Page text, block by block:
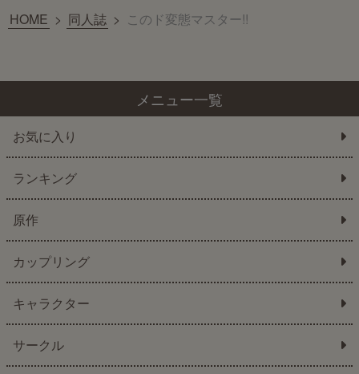
HOME > 同人誌 > このド変態マスター!!
メニュー一覧
お気に入り
ランキング
原作
カップリング
キャラクター
サークル